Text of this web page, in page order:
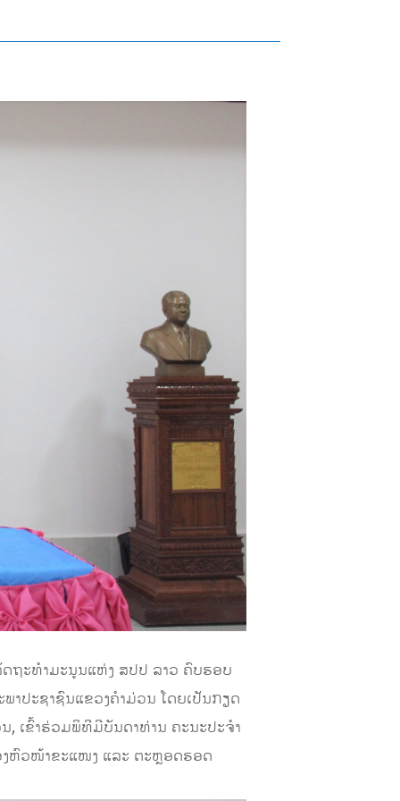
ະທຳມະນູນແຫ່ງ ສປປ ລາວ ຄົບຮອບ
າປະຊາຊົນແຂວງຄໍາມ່ວນ ໂດຍເປັນກຽດ
, ເຂົ້າຮ່ວມພິທີມີບັນດາທ່ານ ຄະນະປະຈໍາ
ງຫົວໜ້າຂະແໜງ ແລະ ຕະຫຼອດຮອດ